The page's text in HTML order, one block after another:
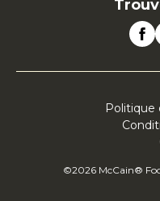
Politique
©2026 McCain®